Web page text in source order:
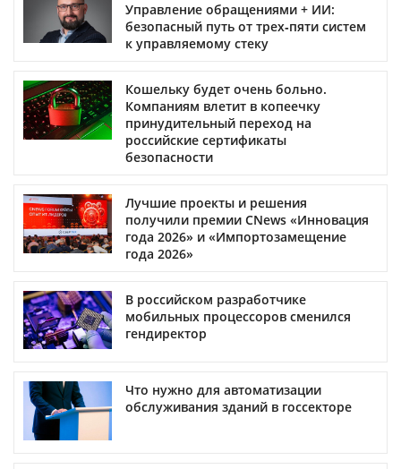
Управление обращениями + ИИ:
безопасный путь от трех‑пяти систем
к управляемому стеку
Кошельку будет очень больно.
Компаниям влетит в копеечку
принудительный переход на
российские сертификаты
безопасности
Лучшие проекты и решения
получили премии CNews «Инновация
года 2026» и «Импортозамещение
года 2026»
В российском разработчике
мобильных процессоров сменился
гендиректор
Что нужно для автоматизации
обслуживания зданий в госсекторе